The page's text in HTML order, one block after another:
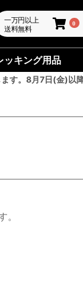
一万円以上
送料無料
0
ッキング用品
。8月7日(金)以
。